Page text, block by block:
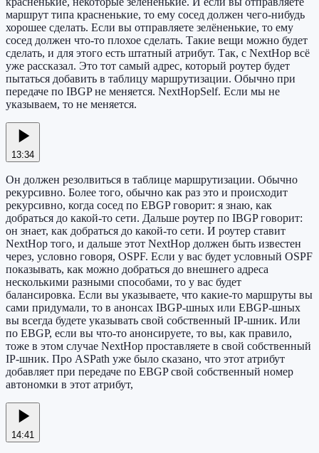
маршрут типа красненькие, то ему сосед должен чего-нибудь
хорошее сделать. Если вы отправляете зелёненькие, то ему
сосед должен что-то плохое сделать. Такие вещи можно будет
сделать, и для этого есть штатный атрибут. Так, с NextHop всё
уже рассказал. Это тот самый адрес, который роутер будет
пытаться добавить в таблицу маршрутизации. Обычно при
передаче по IBGP не меняется. NextHopSelf. Если мы не
указываем, то не меняется.
13:34
Он должен резолвиться в таблице маршрутизации. Обычно
рекурсивно. Более того, обычно как раз это и происходит
рекурсивно, когда сосед по EBGP говорит: я знаю, как
добраться до какой-то сети. Дальше роутер по IBGP говорит:
он знает, как добраться до какой-то сети. И роутер ставит
NextHop того, и дальше этот NextHop должен быть известен
через, условно говоря, OSPF. Если у вас будет условный OSPF
показывать, как можно добраться до внешнего адреса
несколькими разными способами, то у вас будет
балансировка. Если вы указываете, что какие-то маршруты вы
сами придумали, то в анонсах IBGP-шных или EBGP-шных
вы всегда будете указывать свой собственный IP-шник. Или
по EBGP, если вы что-то анонсируете, то вы, как правило,
тоже в этом случае NextHop проставляете в свой собственный
IP-шник. Про ASPath уже было сказано, что этот атрибут
добавляет при передаче по EBGP свой собственный номер
автономки в этот атрибут,
14:41